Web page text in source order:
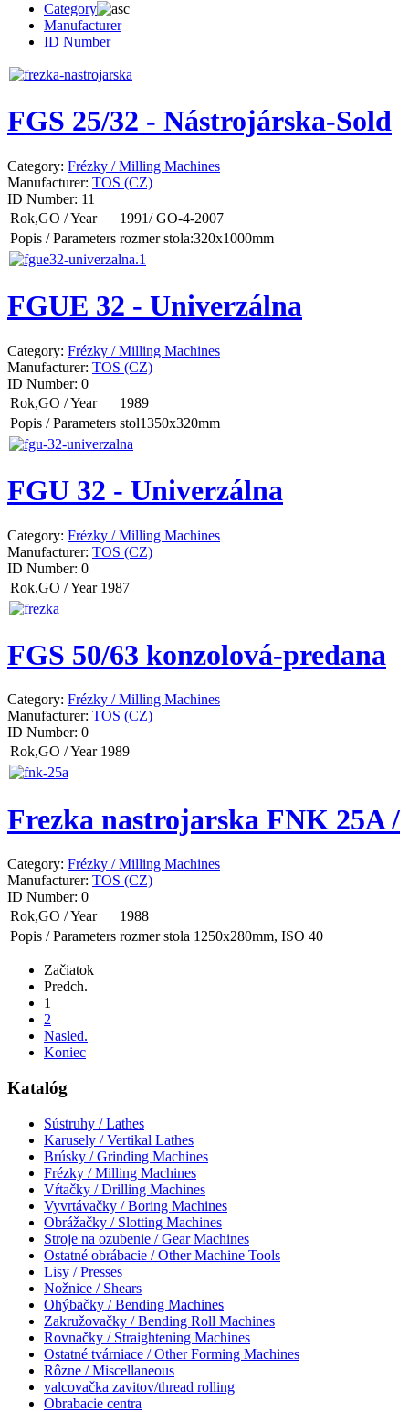
Category
Manufacturer
ID Number
FGS 25/32 - Nástrojárska-Sold
Category: Frézky / Milling Machines
Manufacturer: TOS (CZ)
ID Number: 11
Rok,GO / Year
1991/ GO-4-2007
Popis / Parameters rozmer stola:320x1000mm
FGUE 32 - Univerzálna
Category: Frézky / Milling Machines
Manufacturer: TOS (CZ)
ID Number: 0
Rok,GO / Year
1989
Popis / Parameters stol1350x320mm
FGU 32 - Univerzálna
Category: Frézky / Milling Machines
Manufacturer: TOS (CZ)
ID Number: 0
Rok,GO / Year 1987
FGS 50/63 konzolová-predana
Category: Frézky / Milling Machines
Manufacturer: TOS (CZ)
ID Number: 0
Rok,GO / Year 1989
Frezka nastrojarska FNK 25A /
Category: Frézky / Milling Machines
Manufacturer: TOS (CZ)
ID Number: 0
Rok,GO / Year
1988
Popis / Parameters rozmer stola 1250x280mm, ISO 40
Začiatok
Predch.
1
2
Nasled.
Koniec
Katalóg
Sústruhy / Lathes
Karusely / Vertikal Lathes
Brúsky / Grinding Machines
Frézky / Milling Machines
Vŕtačky / Drilling Machines
Vyvrtávačky / Boring Machines
Obrážačky / Slotting Machines
Stroje na ozubenie / Gear Machines
Ostatné obrábacie / Other Machine Tools
Lisy / Presses
Nožnice / Shears
Ohýbačky / Bending Machines
Zakružovačky / Bending Roll Machines
Rovnačky / Straightening Machines
Ostatné tvárniace / Other Forming Machines
Rôzne / Miscellaneous
valcovačka zavitov/thread rolling
Obrabacie centra